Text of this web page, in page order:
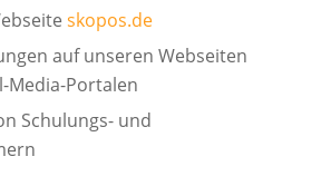
skopos.de
auf unseren Webseiten
Media-Portalen
Schulungs- und